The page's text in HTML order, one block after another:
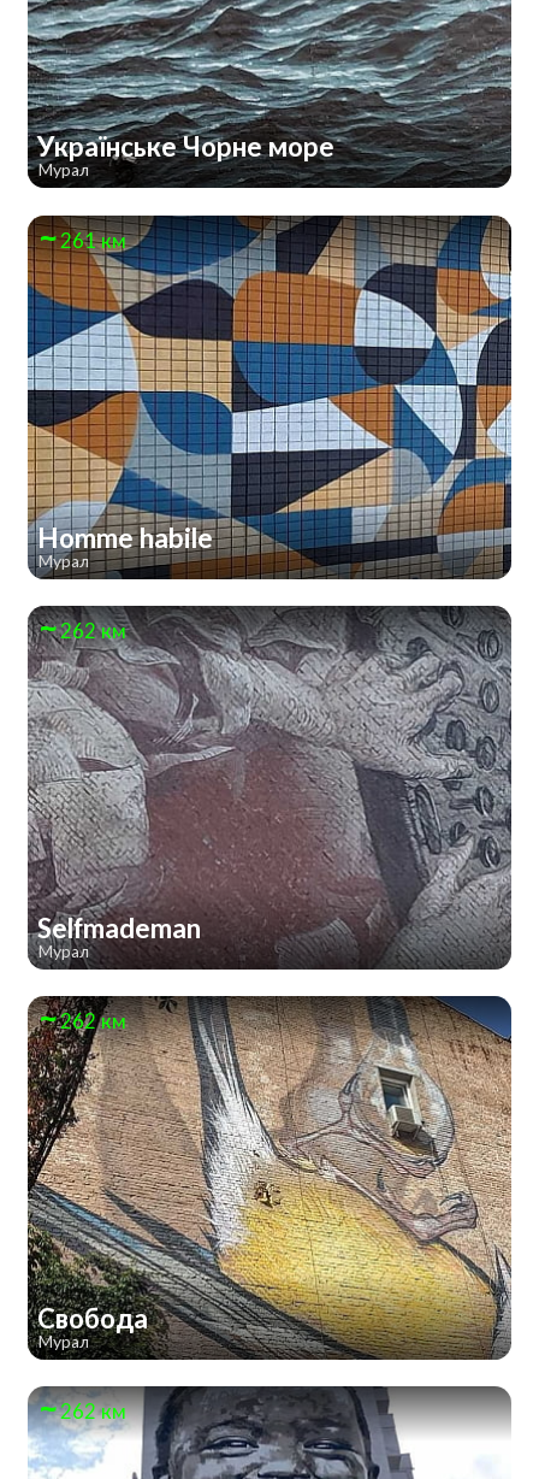
Українське Чорне море
Мурал
261 км
Homme habile
Мурал
262 км
Selfmademan
Мурал
262 км
Свобода
Мурал
262 км